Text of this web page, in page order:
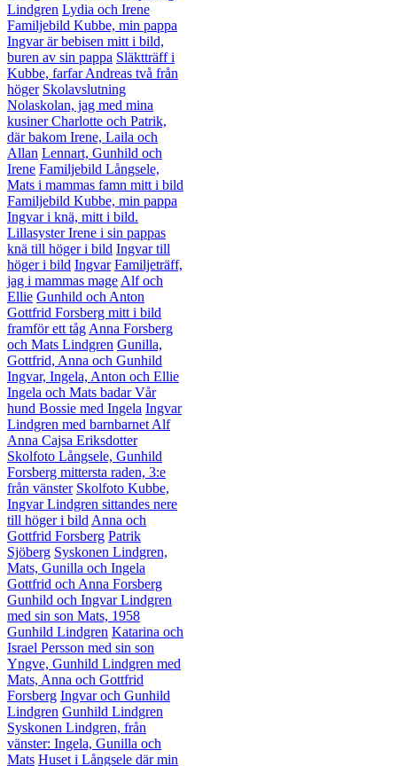
Lindgren Lydia och Irene
Familjebild Kubbe, min pappa
Ingvar är bebisen mitt i bild,
buren av sin pappa Släktträff i
Kubbe, farfar Andreas två från
höger Skolavslutning
Nolaskolan, jag med mina
kusiner Charlotte och Patrik,
där bakom Irene, Laila och
Allan Lennart, Gunhild och
Irene Familjebild Långsele,
Mats i mammas famn mitt i bild
Familjebild Kubbe, min pappa
Ingvar i knä, mitt i bild.
Lillasyster Irene i sin pappas
knä till höger i bild Ingvar till
höger i bild Ingvar Familjeträff,
jag i mammas mage Alf och
Ellie Gunhild och Anton
Gottfrid Forsberg mitt i bild
framför ett tåg Anna Forsberg
och Mats Lindgren Gunilla,
Gottfrid, Anna och Gunhild
Ingvar, Ingela, Anton och Ellie
Ingela och Mats badarVår
hund Bossie med Ingela Ingvar
Lindgren med barnbarnet Alf
Anna Cajsa Eriksdotter
Skolfoto Långsele, Gunhild
Forsberg mittersta raden, 3:e
från vänster Skolfoto Kubbe,
Ingvar Lindgren sittandes nere
till höger i bild Anna och
Gottfrid Forsberg Patrik
Sjöberg Syskonen Lindgren,
Mats, Gunilla och Ingela
Gottfrid och Anna Forsberg
Gunhild och Ingvar Lindgren
med sin son Mats, 1958
Gunhild Lindgren Katarina och
Israel Persson med sin son
Yngve, Gunhild Lindgren med
Mats, Anna och Gottfrid
Forsberg Ingvar och Gunhild
Lindgren Gunhild Lindgren
Syskonen Lindgren, från
vänster: Ingela, Gunilla och
Mats Huset i Långsele där min